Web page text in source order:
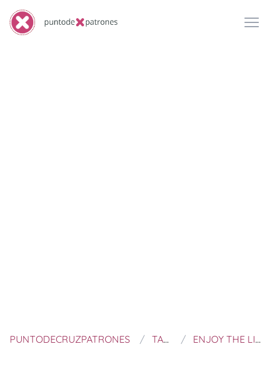
PUNTODECRUZPATRONES TAMAR NAHIR YANAI ENJOY THE LITTLE THINGS - EMBROIDERY PATTERN